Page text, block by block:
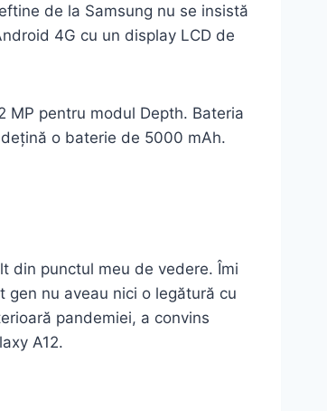
de la Samsung nu se insistă
4G cu un display LCD de
MP pentru modul Depth. Bateria
o baterie de 5000 mAh.
din punctul meu de vedere. Îmi
gen nu aveau nici o legătură cu
pandemiei, a convins
A12.